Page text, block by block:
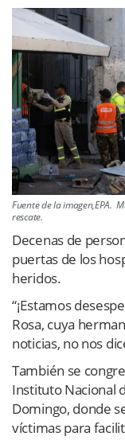
Fuente de la imagen,EPA.
rescate.
Decenas de
puertas de los
heridos.
“¡Estamos
Rosa, cuya
noticias, no nos
También se
Instituto Nacional
Domingo, donde
víctimas para